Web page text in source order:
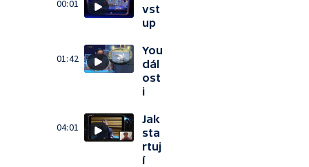
00:01
vst
up
01:42
You
dál
ost
i
04:01
Jak
sta
rtuj
í